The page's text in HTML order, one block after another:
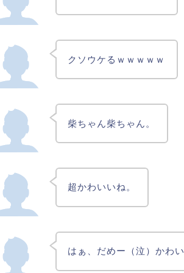
クソウケるｗｗｗｗｗ
柴ちゃん柴ちゃん。
超かわいいね。
はぁ、だめー（泣）かわ